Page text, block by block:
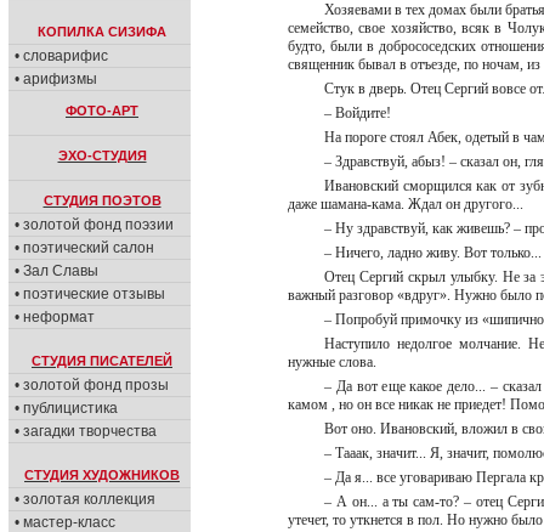
КОПИЛКА СИЗИФА
• словарифис
• арифизмы
ФОТО-АРТ
ЭХО-СТУДИЯ
СТУДИЯ ПОЭТОВ
• золотой фонд поэзии
• поэтический салон
• Зал Славы
• поэтические отзывы
• неформат
СТУДИЯ ПИСАТЕЛЕЙ
• золотой фонд прозы
• публицистика
• загадки творчества
СТУДИЯ ХУДОЖНИКОВ
• золотая коллекция
• мастер-класс
Хозяевами в тех домах были
семейство, свое хозяйство, всяк в
будто, были в добрососедских
священник бывал в отъезде, по ночам,
Стук в дверь. Отец Сергий вовсе
– Войдите!
На пороге стоял Абек, одетый в
– Здравствуй, абыз! – сказал он,
Ивановский сморщился как от
даже шамана-кама. Ждал он другого...
– Ну здравствуй, как живешь? –
– Ничего, ладно живу. Вот только...
Отец Сергий скрыл улыбку. Не за
важный разговор «вдруг». Нужно было
– Попробуй примочку из
Наступило недолгое молчание.
нужные слова.
– Да вот еще какое дело... –
камом , но он все никак не приедет!
Вот оно. Ивановский, вложил в
– Тааак, значит... Я, значит,
– Да я... все уговариваю Пергала
– А он... а ты сам-то? – отец
утечет, то уткнется в пол. Но нужно